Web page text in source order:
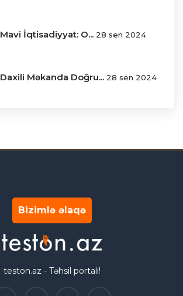
Mavi İqtisadiyyat: O... 28 sen 2024
Daxili Məkanda Doğru... 28 sen 2024
Bizimlə əlaqə
teston.az - Təhsil portalı!